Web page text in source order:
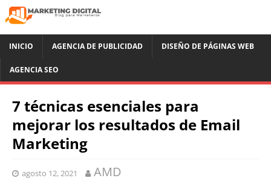
INICIO AGENCIA DE PUBLICIDAD DISEÑO DE PÁGINAS WEB
AGENCIA SEO
7 técnicas esenciales para
mejorar los resultados de Email
Marketing
agosto 12, 2021 AMD